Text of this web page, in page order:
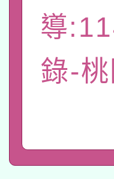
pilot」
有關
薪期
轉知
業技
用水
動」
115年
桃園
2026
本校
招甄
適應
導
錄-